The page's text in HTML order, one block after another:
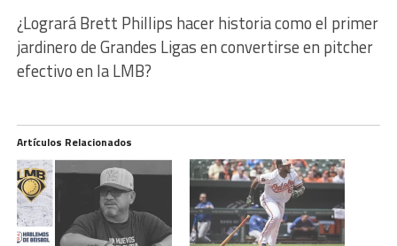
¿Logrará Brett Phillips hacer historia como el primer
jardinero de Grandes Ligas en convertirse en pitcher
efectivo en la LMB?
Artículos Relacionados